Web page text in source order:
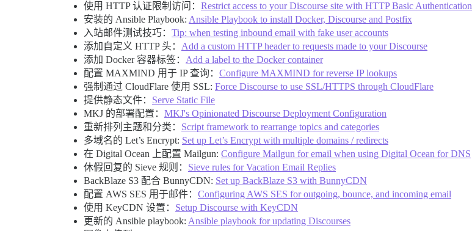
使用 HTTP 认证限制访问： Restrict access to your Discourse site with HTTP Basic Authentication
安装的 Ansible Playbook: Ansible Playbook to install Docker, Discourse and Postfix
入站邮件测试技巧： Tip: when testing inbound email with fake user accounts
添加自定义 HTTP 头： Add a custom HTTP header to requests made to your Discourse
添加 Docker 容器标签： Add a label to the Docker container
配置 MAXMIND 用于 IP 查询： Configure MAXMIND for reverse IP lookups
强制通过 CloudFlare 使用 SSL: Force Discourse to use SSL/HTTPS through CloudFlare
提供静态文件： Serve Static File
MKJ 的部署配置： MKJ's Opinionated Discourse Deployment Configuration
重新排列主题和分类： Script framework to rearrange topics and categories
多域名的 Let’s Encrypt: Set up Let’s Encrypt with multiple domains / redirects
在 Digital Ocean 上配置 Mailgun: Configure Mailgun for email when using Digital Ocean for DNS
休假回复的 Sieve 规则： Sieve rules for Vacation Email Replies
BackBlaze S3 配合 BunnyCDN: Set up BackBlaze S3 with BunnyCDN
配置 AWS SES 用于邮件： Configuring AWS SES for outgoing, bounce, and incoming email
使用 KeyCDN 设置： Setup Discourse with KeyCDN
更新的 Ansible playbook: Ansible playbook for updating Discourses